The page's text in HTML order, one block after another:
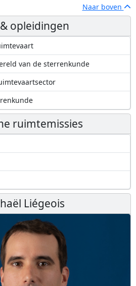
Naar boven
& opleidingen
van de sterrenkunde
ruimtemissies
Liégeois